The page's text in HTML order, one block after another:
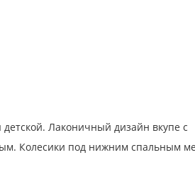
Лаконичный дизайн вкупе с
Колесики под нижним спальным